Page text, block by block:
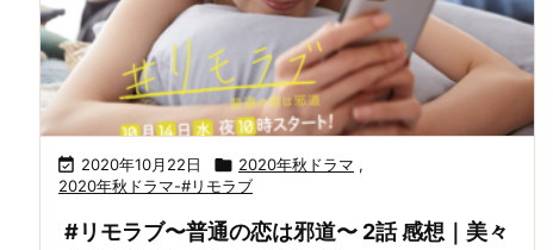
 2020年10月22日  2020年秋ドラマ ,
2020年秋ドラマ-#リモラブ
#リモラブ〜普通の恋は邪道〜 2話 感想｜美々